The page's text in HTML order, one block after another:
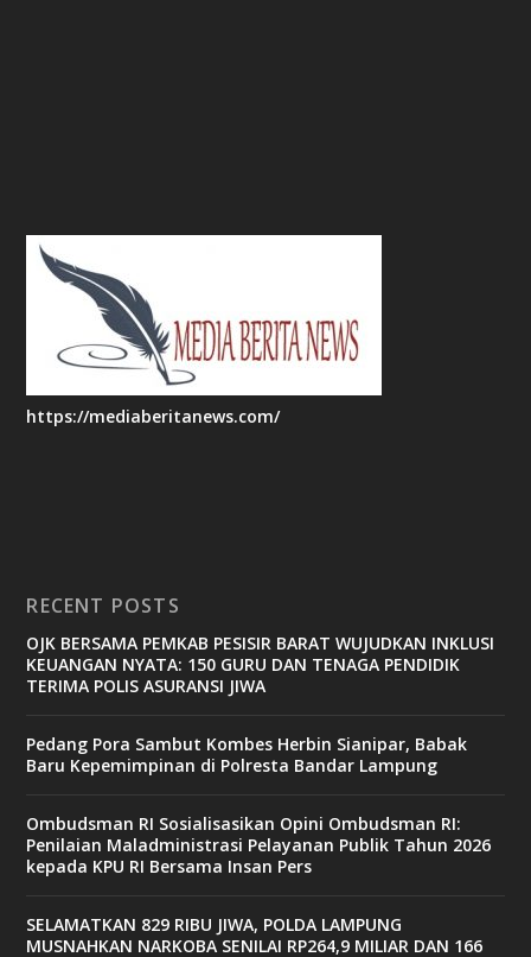
https://mediaberitanews.com/
RECENT POSTS
OJK BERSAMA PEMKAB PESISIR BARAT WUJUDKAN INKLUSI
KEUANGAN NYATA: 150 GURU DAN TENAGA PENDIDIK
TERIMA POLIS ASURANSI JIWA
Pedang Pora Sambut Kombes Herbin Sianipar, Babak
Baru Kepemimpinan di Polresta Bandar Lampung
Ombudsman RI Sosialisasikan Opini Ombudsman RI:
Penilaian Maladministrasi Pelayanan Publik Tahun 2026
kepada KPU RI Bersama Insan Pers
SELAMATKAN 829 RIBU JIWA, POLDA LAMPUNG
MUSNAHKAN NARKOBA SENILAI RP264,9 MILIAR DAN 166